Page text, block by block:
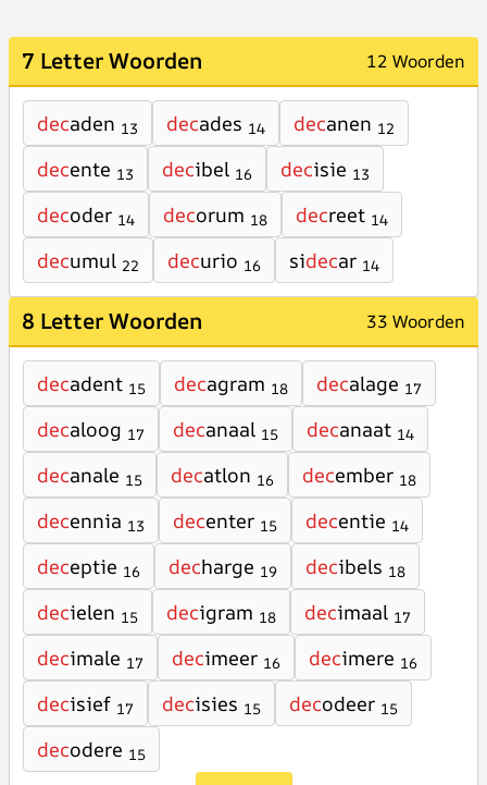
7 Letter Woorden 12 Woorden
decaden 13 decades 14 decanen 12
decente 13 decibel 16 decisie 13
decoder 14 decorum 18 decreet 14
decumul 22 decurio 16 sidecar 14
8 Letter Woorden 33 Woorden
decadent 15 decagram 18 decalage 17
decaloog 17 decanaal 15 decanaat 14
decanale 15 decatlon 16 december 18
decennia 13 decenter 15 decentie 14
deceptie 16 decharge 19 decibels 18
decielen 15 decigram 18 decimaal 17
decimale 17 decimeer 16 decimere 16
decisief 17 decisies 15 decodeer 15
decodere 15